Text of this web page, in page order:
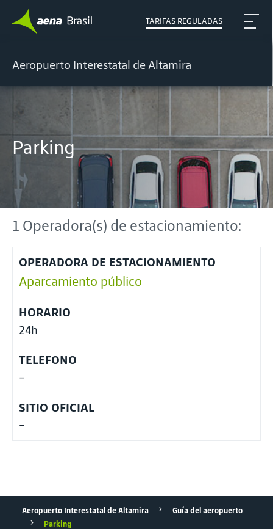
TARIFAS REGULADAS
Aeropuerto Interestatal de Altamira
Parking
1 Operadora(s) de estacionamiento:
OPERADORA DE ESTACIONAMIENTO
Aparcamiento público
HORARIO
24h
TELEFONO
-
SITIO OFICIAL
-
Aeropuerto Interestatal de Altamira
Guía del aeropuerto
Parking